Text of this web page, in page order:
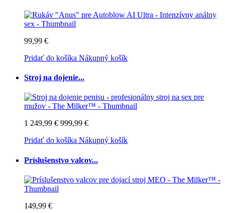
99,99 €
Pridať do košíka Nákupný košík
Stroj na dojenie...
1 249,99 € 999,99 €
Pridať do košíka Nákupný košík
Príslušenstvo valcov...
149,99 €